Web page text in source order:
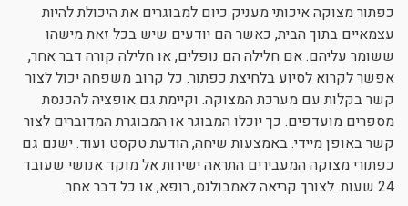
כפתור מצוקה איכותי מעניק כיום למבוגרים את היכולת להיות
עצמאיים בתוך הבית, כאשר הם יודעים שיש בכל זאת מישהו
ששומר עליהם. אם חלילה הם נופלים, או חלילה קורה דבר אחר,
אפשר לקרוא לסיוע בלחיצת כפתור. כל קרוב משפחה יכול לצור
קשר בקלות עם מערכת המצוקה. וקיימת גם אופציה להכנסת
מספרים מועדפים. כך יוכלו המבוגר או המבוגרת המדוברים לצור
קשר באופן מיידי. באמצעות שיחה, הודעת טקסט ועוד. ישנם גם
כפתורי מצוקה המעבירים התראה ישירות אל מוקד אנושי שעובד
24 שעות. לצורך קריאה לאמבולנס, רופא, או כל דבר אחר.